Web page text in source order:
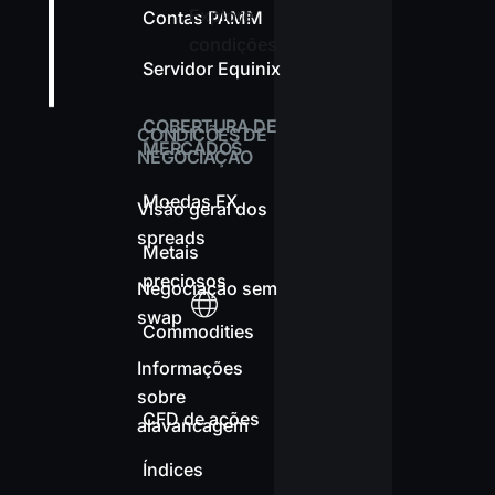
Explore
CONDIÇÕES DE
NEGOCIAÇÃO
Visão geral dos
spreads
Negociação sem
swap
Informações
sobre
alavancagem
Contas PAMM
Servidor Equinix
COBERTURA DE
MERCADOS
Moedas FX
Metais
preciosos
Commodities
CFD de ações
Índices